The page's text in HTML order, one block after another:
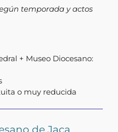
temporada y actos
+ Museo Diocesano:
o muy reducida
de Jaca